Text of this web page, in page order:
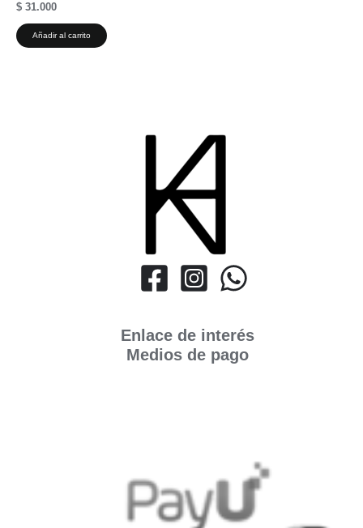
$ 31.000
Añadir al carrito
Enlace de interés
Medios de pago